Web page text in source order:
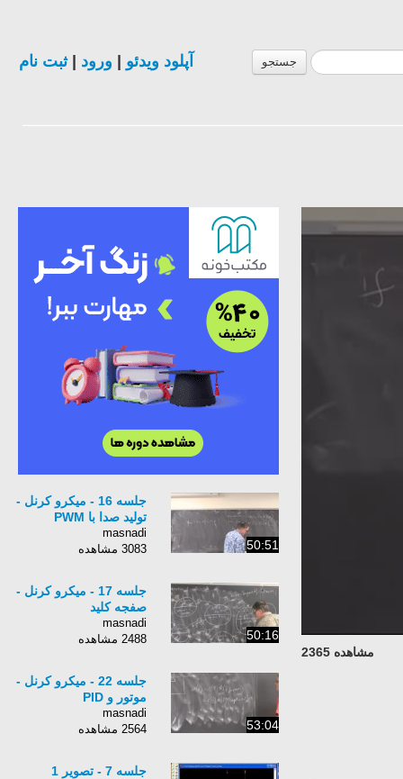
جستجو آپلود ویدئو ورود |ثبت نام
مشاهده 2365
50:51
جلسه 16 - میکرو کرنل -
تولید صدا با PWM
masnadi
3083 مشاهده
50:16
جلسه 17 - میکرو کرنل -
صفجه کلید
masnadi
2488 مشاهده
53:04
جلسه 22 - میکرو کرنل -
موتور و PID
masnadi
2564 مشاهده
جلسه 7 - تصویر 1